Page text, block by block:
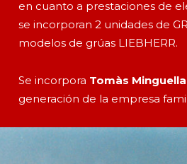
en cuanto a prestaciones de
se incorporan 2 unidades de
modelos de grúas LIEBHERR.
Se incorpora Tomàs
generación de la empresa